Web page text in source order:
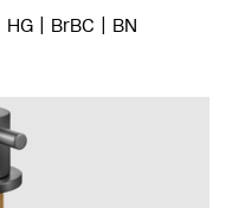
HG BrBC BN